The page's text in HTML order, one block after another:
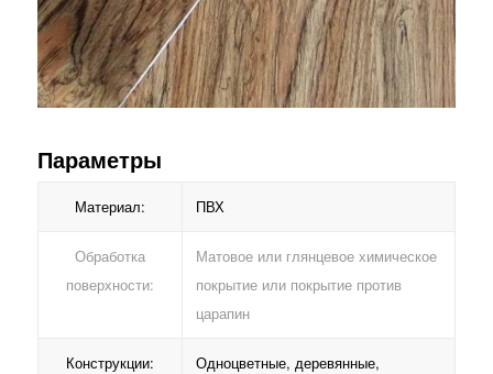
Параметры
Материал: ПВХ
Обработка
поверхности:
Матовое или глянцевое химическое
покрытие или покрытие против
царапин
Конструкции: Одноцветные, деревянные,